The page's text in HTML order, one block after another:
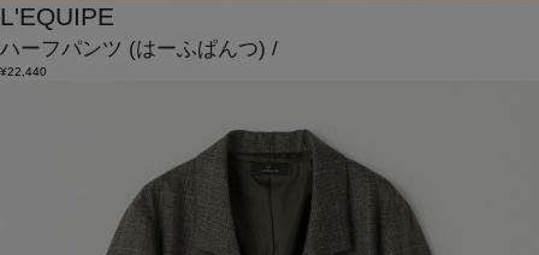
L'EQUIPE
ハーフパンツ (はーふぱんつ) /
¥22,440